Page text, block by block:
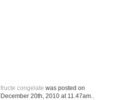
fructe congelate was posted on
December 20th, 2010 at 11.47am